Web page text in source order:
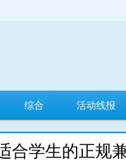
综合 活动线报
合学生的正规